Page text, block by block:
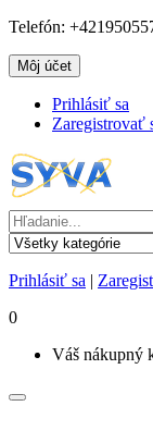
Telefón:
Môj účet
Prihlásiť sa
Zaregistrovať
Prihlásiť sa |
0
Váš nákupný